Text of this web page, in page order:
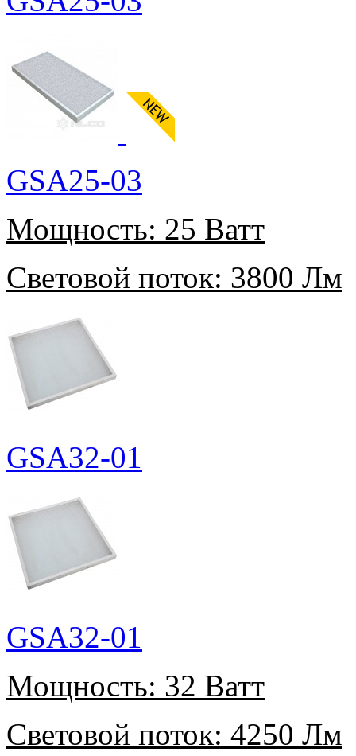
GSA25-03
Мощность: 25 Ватт
Световой поток: 3800 Лм
GSA32-01
GSA32-01
Мощность: 32 Ватт
Световой поток: 4250 Лм